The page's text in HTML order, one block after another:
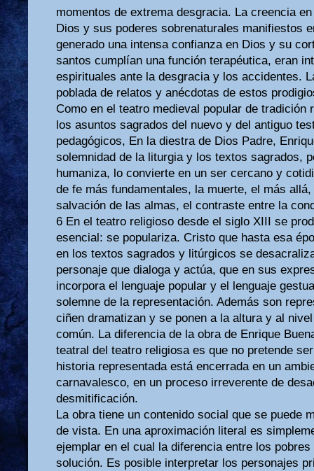
momentos de extrema desgracia. La creencia
Dios y sus poderes sobrenaturales manifiestos
generado una intensa confianza en Dios y su
santos cumplían una función terapéutica, eran
espirituales ante la desgracia y los accidentes.
poblada de relatos y anécdotas de estos
Como en el teatro medieval popular de tradición
los asuntos sagrados del nuevo y del antiguo
pedagógicos, En la diestra de Dios Padre,
solemnidad de la liturgia y los textos sagrados,
humaniza, lo convierte en un ser cercano y
de fe más fundamentales, la muerte, el más
salvación de las almas, el contraste entre la
6 En el teatro religioso desde el siglo XIII se
esencial: se populariza. Cristo que hasta esa
en los textos sagrados y litúrgicos se
personaje que dialoga y actúa, que en sus
incorpora el lenguaje popular y el lenguaje
solemne de la representación. Además son
ciñen dramatizan y se ponen a la altura y al
común. La diferencia de la obra de Enrique
teatral del teatro religiosa es que no pretende
historia representada está encerrada en un
carnavalesco, en un proceso irreverente de
desmitificación.
La obra tiene un contenido social que se puede
de vista. En una aproximación literal es
ejemplar en el cual la diferencia entre los
solución. Es posible interpretar los personajes